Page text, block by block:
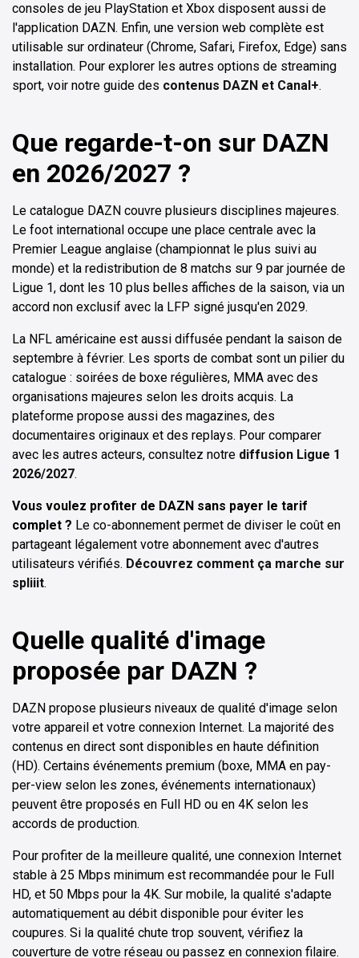
consoles de jeu PlayStation et Xbox disposent aussi de
l'application DAZN. Enfin, une version web complète est
utilisable sur ordinateur (Chrome, Safari, Firefox, Edge) sans
installation. Pour explorer les autres options de streaming
sport, voir notre guide des contenus DAZN et Canal+.
Que regarde-t-on sur DAZN
en 2026/2027 ?
Le catalogue DAZN couvre plusieurs disciplines majeures.
Le foot international occupe une place centrale avec la
Premier League anglaise (championnat le plus suivi au
monde) et la redistribution de 8 matchs sur 9 par journée de
Ligue 1, dont les 10 plus belles affiches de la saison, via un
accord non exclusif avec la LFP signé jusqu'en 2029.
La NFL américaine est aussi diffusée pendant la saison de
septembre à février. Les sports de combat sont un pilier du
catalogue : soirées de boxe régulières, MMA avec des
organisations majeures selon les droits acquis. La
plateforme propose aussi des magazines, des
documentaires originaux et des replays. Pour comparer
avec les autres acteurs, consultez notre diffusion Ligue 1
2026/2027.
Vous voulez profiter de DAZN sans payer le tarif
complet ? Le co-abonnement permet de diviser le coût en
partageant légalement votre abonnement avec d'autres
utilisateurs vérifiés. Découvrez comment ça marche sur
spliiit.
Quelle qualité d'image
proposée par DAZN ?
DAZN propose plusieurs niveaux de qualité d'image selon
votre appareil et votre connexion Internet. La majorité des
contenus en direct sont disponibles en haute définition
(HD). Certains événements premium (boxe, MMA en pay-
per-view selon les zones, événements internationaux)
peuvent être proposés en Full HD ou en 4K selon les
accords de production.
Pour profiter de la meilleure qualité, une connexion Internet
stable à 25 Mbps minimum est recommandée pour le Full
HD, et 50 Mbps pour la 4K. Sur mobile, la qualité s'adapte
automatiquement au débit disponible pour éviter les
coupures. Si la qualité chute trop souvent, vérifiez la
couverture de votre réseau ou passez en connexion filaire.